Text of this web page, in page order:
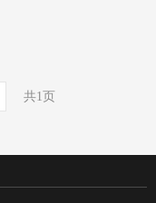
共1页